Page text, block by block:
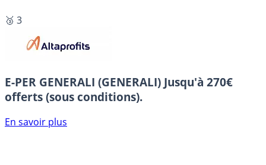
🥉 3
E-PER GENERALI (GENERALI) Jusqu'à 270€
offerts (sous conditions).
En savoir plus